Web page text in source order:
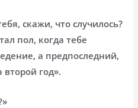
скажи, что случилось?
пол, когда тебе
а предпоследний,
второй год».